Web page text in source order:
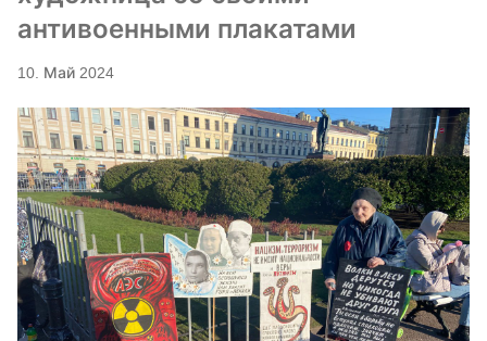
антивоенными плакатами
10. Май 2024